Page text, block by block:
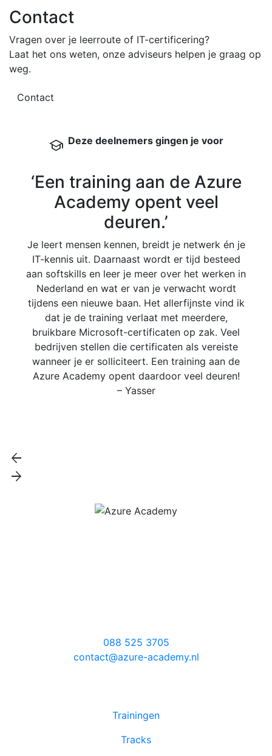
Contact
Vragen over je leerroute of IT-certificering?
Laat het ons weten, onze adviseurs helpen je graag op
weg.
Contact
school Deze deelnemers gingen je voor
‘Een training aan de Azure
Academy opent veel
deuren.’
Je leert mensen kennen, breidt je netwerk én je
IT-kennis uit. Daarnaast wordt er tijd besteed
aan softskills en leer je meer over het werken in
Nederland en wat er van je verwacht wordt
tijdens een nieuwe baan. Het allerfijnste vind ik
dat je de training verlaat met meerdere,
bruikbare Microsoft-certificaten op zak. Veel
bedrijven stellen die certificaten als vereiste
wanneer je er solliciteert. Een training aan de
Azure Academy opent daardoor veel deuren!
– Yasser
arrow_back
arrow_forward
088 525 3705
contact@azure-academy.nl
Trainingen
Tracks